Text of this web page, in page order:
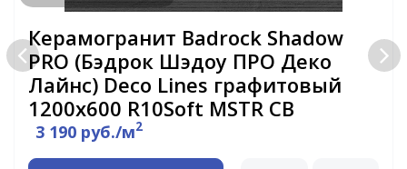
Керамогранит Badrock Shadow
PRO (Бэдрок Шэдоу ПРО Деко
Лайнс) Deco Lines графитовый
1200х600 R10Soft MSTR CB
3 190 руб./м2